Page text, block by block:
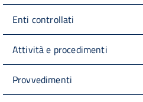
Enti controllati
Attività e procedimenti
Provvedimenti